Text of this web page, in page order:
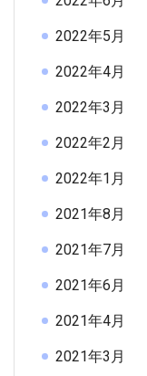
2022年5月
2022年4月
2022年3月
2022年2月
2022年1月
2021年8月
2021年7月
2021年6月
2021年4月
2021年3月